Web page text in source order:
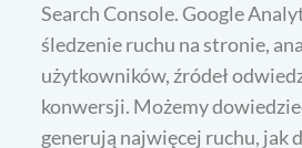
Search Console. Google
śledzenie ruchu na stronie,
użytkowników, źródeł
konwersji. Możemy
generują najwięcej ruchu, jak